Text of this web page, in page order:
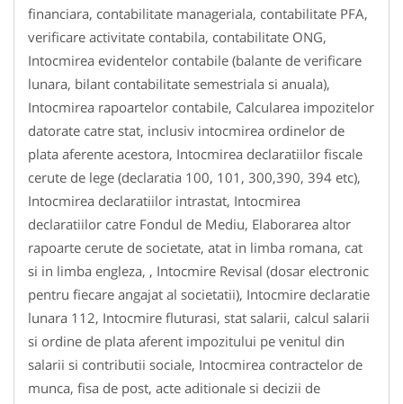
financiara, contabilitate manageriala, contabilitate PFA,
verificare activitate contabila, contabilitate ONG,
Intocmirea evidentelor contabile (balante de verificare
lunara, bilant contabilitate semestriala si anuala),
Intocmirea rapoartelor contabile, Calcularea impozitelor
datorate catre stat, inclusiv intocmirea ordinelor de
plata aferente acestora, Intocmirea declaratiilor fiscale
cerute de lege (declaratia 100, 101, 300,390, 394 etc),
Intocmirea declaratiilor intrastat, Intocmirea
declaratiilor catre Fondul de Mediu, Elaborarea altor
rapoarte cerute de societate, atat in limba romana, cat
si in limba engleza, , Intocmire Revisal (dosar electronic
pentru fiecare angajat al societatii), Intocmire declaratie
lunara 112, Intocmire fluturasi, stat salarii, calcul salarii
si ordine de plata aferent impozitului pe venitul din
salarii si contributii sociale, Intocmirea contractelor de
munca, fisa de post, acte aditionale si decizii de